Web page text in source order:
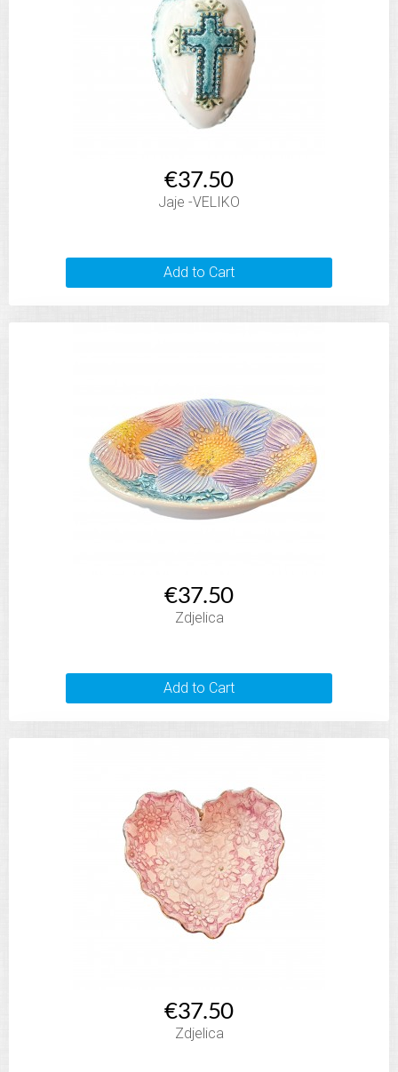
€37.50
Jaje -VELIKO
Add to Cart
€37.50
Zdjelica
Add to Cart
€37.50
Zdjelica